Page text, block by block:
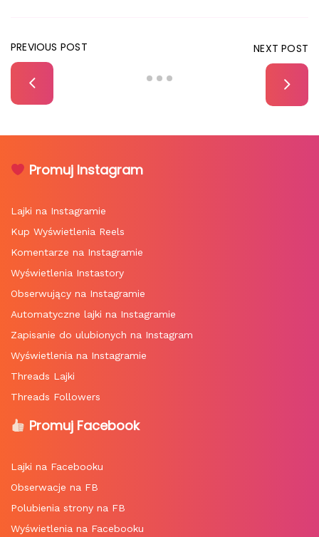
PREVIOUS POST NEXT POST
Promuj Instagram
Lajki na Instagramie
Kup Wyświetlenia Reels
Komentarze na Instagramie
Wyświetlenia Instastory
Obserwujący na Instagramie
Automatyczne lajki na Instagramie
Zapisanie do ulubionych na Instagram
Wyświetlenia na Instagramie
Threads Lajki
Threads Followers
Promuj Facebook
Lajki na Facebooku
Obserwacje na FB
Polubienia strony na FB
Wyświetlenia na Facebooku